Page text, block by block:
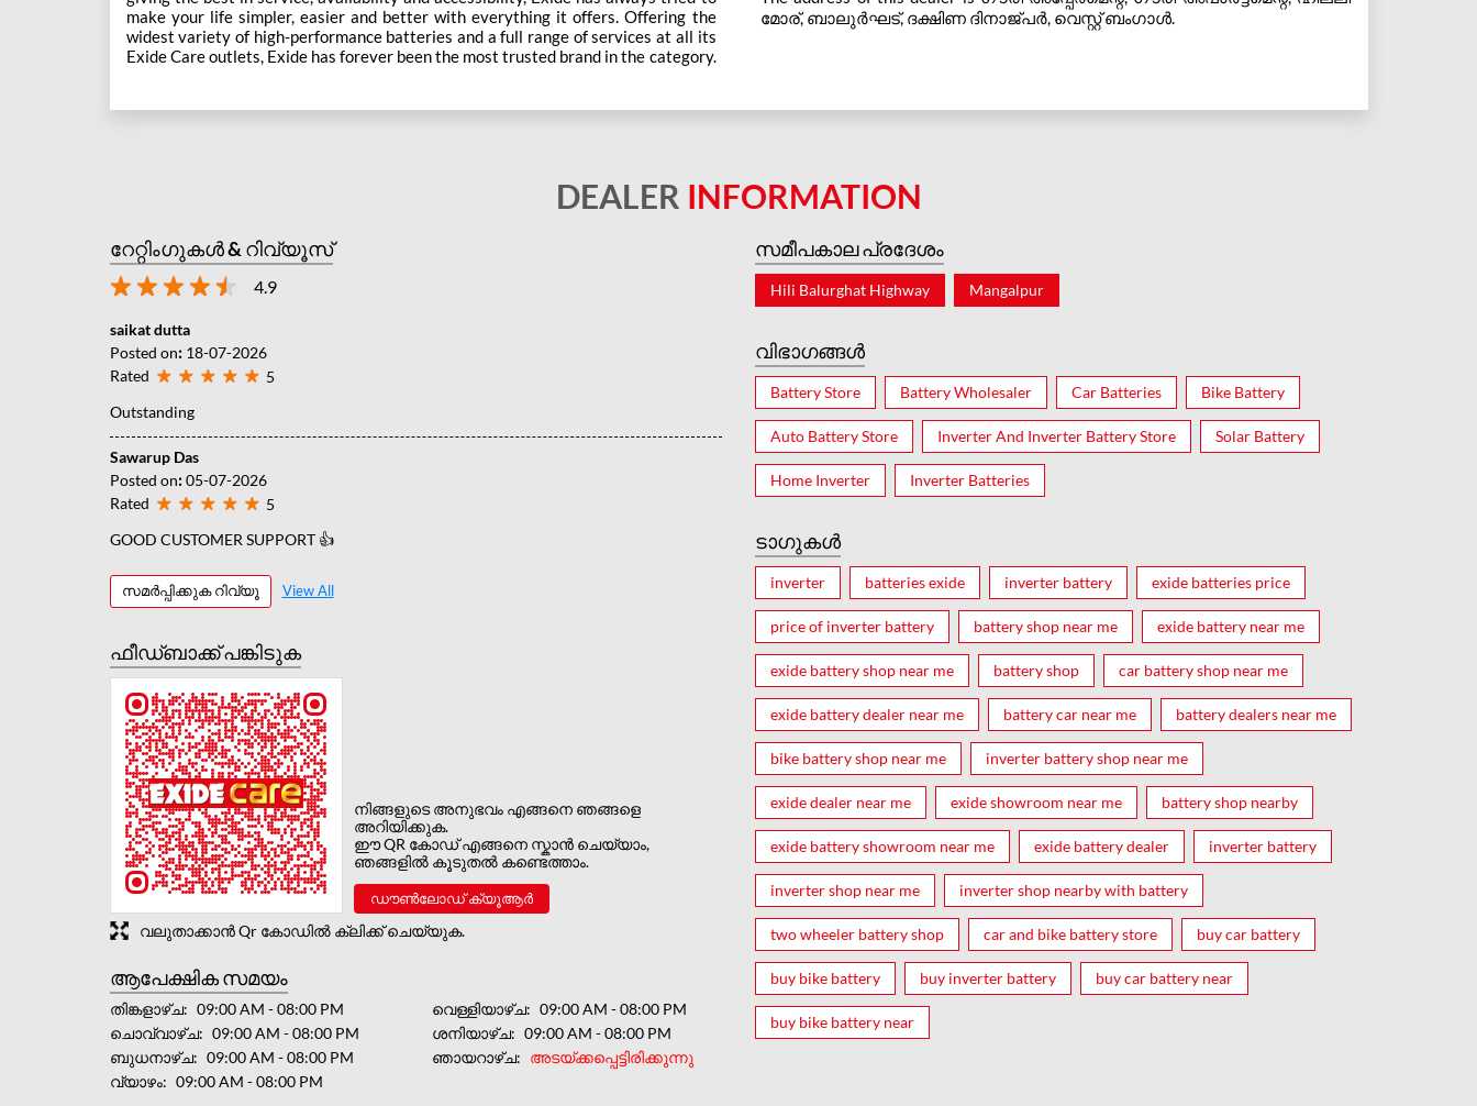
make your life simpler, easier and better with everything it offers. Offering the
widest variety of high-performance batteries and a full range of services at all its
Exide Care outlets, Exide has forever been the most trusted brand in the category.
മോര്, ബാലുർഘട്, ദക്ഷിണ ദിനാജ്പർ, വെസ്റ്റ് ബംഗാള്‍.
DEALER INFORMATION
റേറ്റിംഗുകൾ & റിവ്യൂസ്
4.9
saikat dutta
Posted on: 18-07-2026
Rated
5
Outstanding
Sawarup Das
Posted on: 05-07-2026
Rated
5
GOOD CUSTOMER SUPPORT 👍
സമർപ്പിക്കുക റിവ്യൂ View All
ഫീഡ്‌ബാക്ക് പങ്കിടുക
നിങ്ങളുടെ അനുഭവം എങ്ങനെ ഞങ്ങളെ
അറിയിക്കുക.
ഈ QR കോഡ് എങ്ങനെ സ്കാൻ ചെയ്യാം,
ഞങ്ങളിൽ കൂടുതൽ കണ്ടെത്താം.
ഡൗൺലോഡ് ക്യൂആർ
വലുതാക്കാൻ Qr കോഡിൽ ക്ലിക്ക് ചെയ്യുക.
ആപേക്ഷിക സമയം
തിങ്കളാഴ്ച
09:00 AM - 08:00 PM
ചൊവ്വാഴ്ച
09:00 AM - 08:00 PM
ബുധനാഴ്ച
09:00 AM - 08:00 PM
വ്യാഴം
09:00 AM - 08:00 PM
വെള്ളിയാഴ്ച
09:00 AM - 08:00 PM
ശനിയാഴ്ച
09:00 AM - 08:00 PM
ഞായറാഴ്ച
അടയ്ക്കപ്പെട്ടിരിക്കുന്നു
സമീപകാല പ്രദേശം
Hili Balurghat Highway Mangalpur
വിഭാഗങ്ങൾ
Battery Store Battery Wholesaler Car Batteries Bike Battery
Auto Battery Store Inverter And Inverter Battery Store Solar Battery
Home Inverter Inverter Batteries
ടാഗുകൾ
inverter batteries exide inverter battery exide batteries price
price of inverter battery battery shop near me exide battery near me
exide battery shop near me battery shop car battery shop near me
exide battery dealer near me battery car near me battery dealers near me
bike battery shop near me inverter battery shop near me
exide dealer near me exide showroom near me battery shop nearby
exide battery showroom near me exide battery dealer inverter battery
inverter shop near me inverter shop nearby with battery
two wheeler battery shop car and bike battery store buy car battery
buy bike battery buy inverter battery buy car battery near
buy bike battery near